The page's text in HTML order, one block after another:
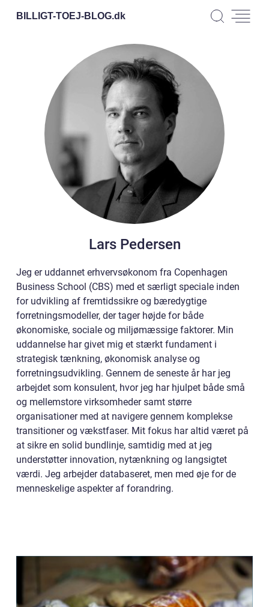
BILLIGT-TOEJ-BLOG.dk
Lars Pedersen
Jeg er uddannet erhvervsøkonom fra Copenhagen
Business School (CBS) med et særligt speciale inden
for udvikling af fremtidssikre og bæredygtige
forretningsmodeller, der tager højde for både
økonomiske, sociale og miljømæssige faktorer. Min
uddannelse har givet mig et stærkt fundament i
strategisk tænkning, økonomisk analyse og
forretningsudvikling. Gennem de seneste år har jeg
arbejdet som konsulent, hvor jeg har hjulpet både små
og mellemstore virksomheder samt større
organisationer med at navigere gennem komplekse
transitioner og vækstfaser. Mit fokus har altid været på
at sikre en solid bundlinje, samtidig med at jeg
understøtter innovation, nytænkning og langsigtet
værdi. Jeg arbejder databaseret, men med øje for de
menneskelige aspekter af forandring.